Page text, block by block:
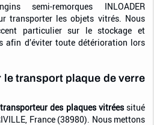
semi-remorques INLOADER
transporter les objets vitrés. Nous
particulier sur le stockage et
afin d’éviter toute détérioration lors
transport plaque de verre
transporteur des plaques vitréessitué
France (38980). Nous mettons